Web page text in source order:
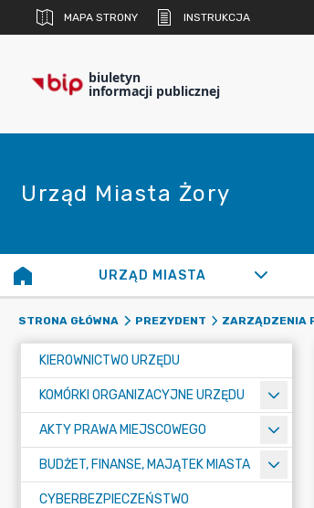
MAPA STRONY INSTRUKCJA
biuletyn
informacji publicznej
Urząd Miasta Żory
URZĄD MIASTA
STRONA GŁÓWNA PREZYDENT ZARZĄDZENIA
KIEROWNICTWO URZĘDU
KOMÓRKI ORGANIZACYJNE URZĘDU
AKTY PRAWA MIEJSCOWEGO
BUDŻET, FINANSE, MAJĄTEK MIASTA
CYBERBEZPIECZEŃSTWO